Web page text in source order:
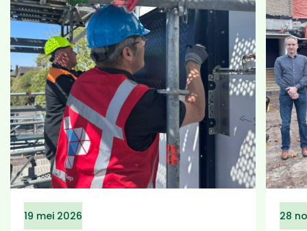
19 mei 2026 28